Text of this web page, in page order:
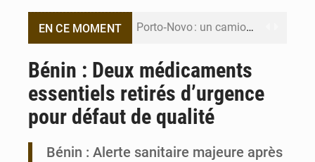
EN CE MOMENT Porto‑Novo : un camion de produits pétroliers embrase Avakpa
Bénin : Djogbénou inspecte le chantier du siège de l’Assemblée
Bénin : Le CEG La Verdure de Ouèdo fait sa mue pour la rentrée
Bénin : Deux médicaments
essentiels retirés d’urgence
pour défaut de qualité
Bénin : Alerte sanitaire majeure après